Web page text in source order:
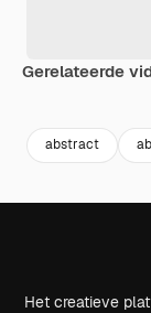
Gerelateerde
abstract
Het creatieve